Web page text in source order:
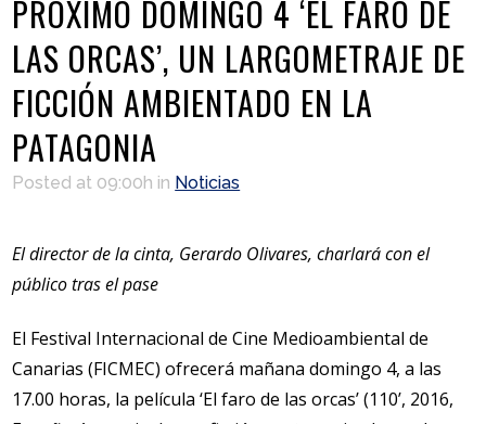
PRÓXIMO DOMINGO 4 ‘EL FARO DE
LAS ORCAS’, UN LARGOMETRAJE DE
FICCIÓN AMBIENTADO EN LA
PATAGONIA
Posted at 09:00h in Noticias
El director de la cinta, Gerardo Olivares, charlará con el
público tras el pase
El Festival Internacional de Cine Medioambiental de
Canarias (FICMEC) ofrecerá mañana domingo 4, a las
17.00 horas, la película ‘El faro de las orcas’ (110’, 2016,